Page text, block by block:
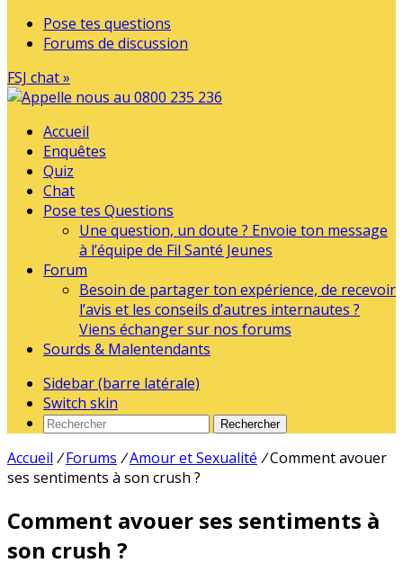
Pose tes questions
Forums de discussion
FSJ chat »
Accueil
Enquêtes
Quiz
Chat
Pose tes Questions
Une question, un doute ? Envoie ton message
à l’équipe de Fil Santé Jeunes
Forum
Besoin de partager ton expérience, de recevoir
l’avis et les conseils d’autres internautes ?
Viens échanger sur nos forums
Sourds & Malentendants
Sidebar (barre latérale)
Switch skin
Rechercher
Accueil / Forums /Amour et Sexualité /Comment avouer
ses sentiments à son crush ?
Comment avouer ses sentiments à
son crush ?